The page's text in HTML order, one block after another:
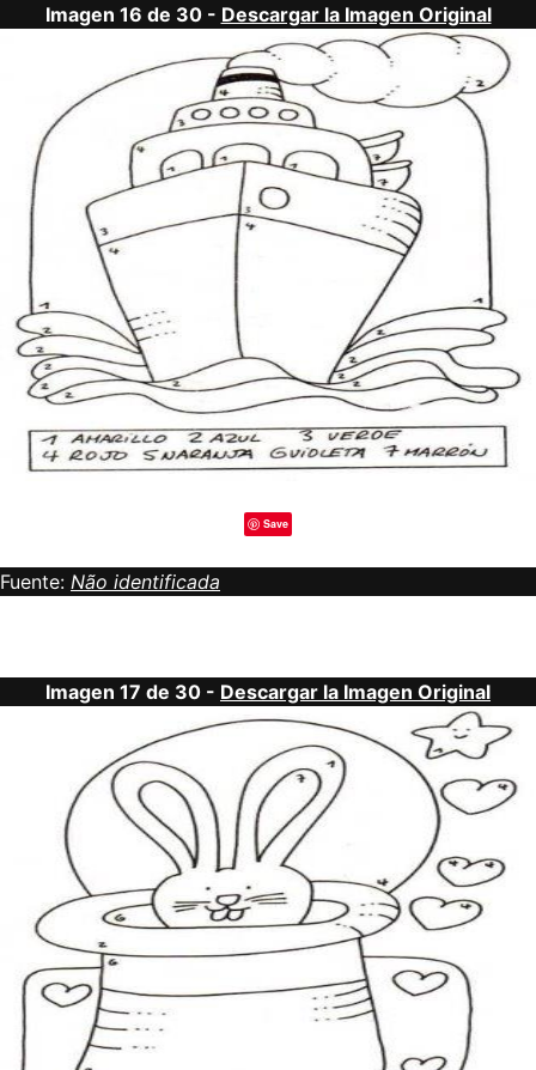
Imagen 16 de 30 - Descargar la Imagen Original
Save
Fuente: Não identificada
Imagen 17 de 30 - Descargar la Imagen Original